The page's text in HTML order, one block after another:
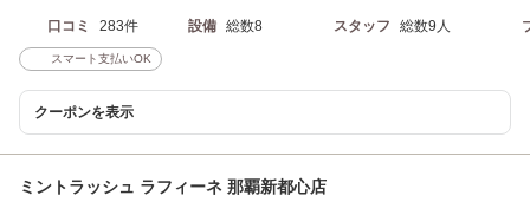
口コミ 283件 設備 総数8 スタッフ 総数9人
スマート支払いOK
クーポンを表示
ミントラッシュ ラフィーネ 那覇新都心店